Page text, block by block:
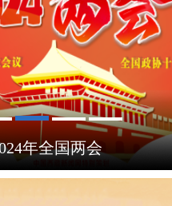
年全国两会